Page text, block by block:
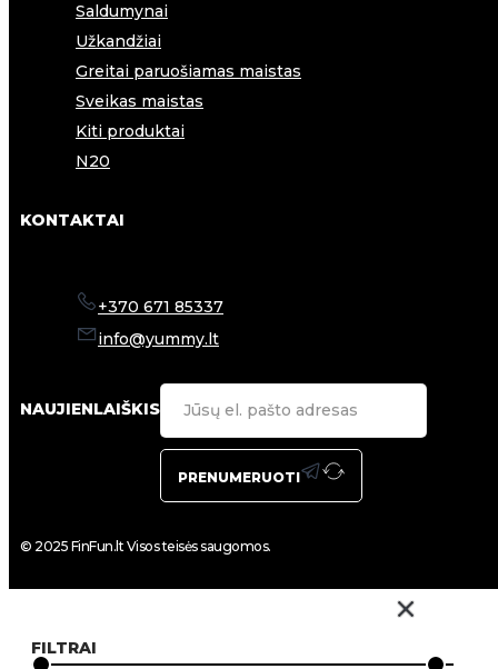
Saldumynai
Užkandžiai
Greitai paruošiamas maistas
Sveikas maistas
Kiti produktai
N20
KONTAKTAI
+370 671 85337
info@yummy.lt
NAUJIENLAIŠKIS
PRENUMERUOTI
© 2025 FinFun.lt Visos teisės saugomos.
FILTRAI